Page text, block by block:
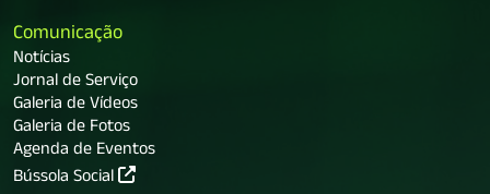
Comunicação
Notícias
Jornal de Serviço
Galeria de Vídeos
Galeria de Fotos
Agenda de Eventos
Bússola Social